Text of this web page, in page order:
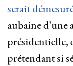
serait
aubaine d’une
présidentielle,
prétendant si